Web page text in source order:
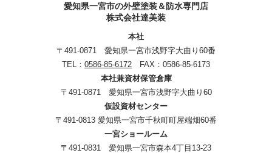
愛知県一宮市の外壁塗装＆防水専門店
株式会社達美装
本社
〒491-0871 愛知県一宮市浅野字大曲り60番
TEL： 0586-85-6172 FAX：0586-85-6173
本社兼資材保管倉庫
〒491-0871 愛知県一宮市浅野字大曲り60
仮設資材センター
〒491-0813 愛知県一宮市千秋町町屋端畑60番
一宮ショールーム
〒491-0831 愛知県一宮市森本4丁目13-23